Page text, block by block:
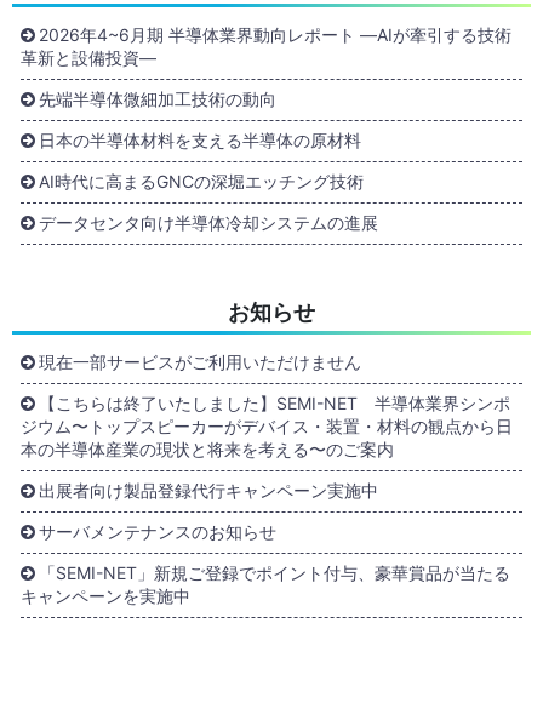
2026年4~6月期 半導体業界動向レポート ―AIが牽引する技術
革新と設備投資―
先端半導体微細加工技術の動向
日本の半導体材料を支える半導体の原材料
AI時代に高まるGNCの深堀エッチング技術
データセンタ向け半導体冷却システムの進展
お知らせ
現在一部サービスがご利用いただけません
【こちらは終了いたしました】SEMI-NET 半導体業界シンポ
ジウム〜トップスピーカーがデバイス・装置・材料の観点から日
本の半導体産業の現状と将来を考える〜のご案内
出展者向け製品登録代行キャンペーン実施中
サーバメンテナンスのお知らせ
「SEMI-NET」新規ご登録でポイント付与、豪華賞品が当たる
キャンペーンを実施中